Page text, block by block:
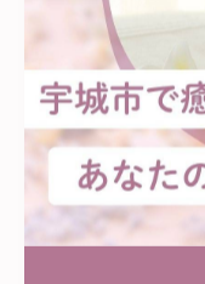
< 前のページ